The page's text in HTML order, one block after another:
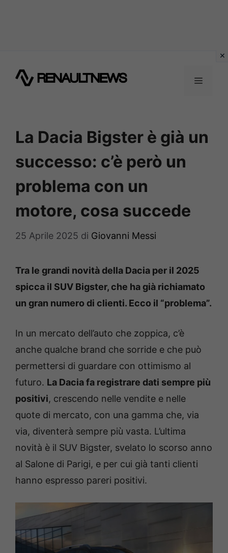
MENU
La Dacia Bigster è già un
successo: c’è però un
problema con un
motore, cosa succede
25 Aprile 2025 di Giovanni Messi
Tra le grandi novità della Dacia per il 2025
spicca il SUV Bigster, che ha già richiamato
un gran numero di clienti. Ecco il “problema”.
In un mercato dell’auto che zoppica, c’è
anche qualche brand che sorride e che può
permettersi di guardare con ottimismo al
futuro. La Dacia fa registrare dati sempre più
positivi, crescendo nelle vendite e nelle
quote di mercato, con una gamma che, via
via, diventerà sempre più vasta. L’ultima
novità è il SUV Bigster, svelato lo scorso anno
al Salone di Parigi, e per cui già tanti clienti
hanno espresso pareri positivi.